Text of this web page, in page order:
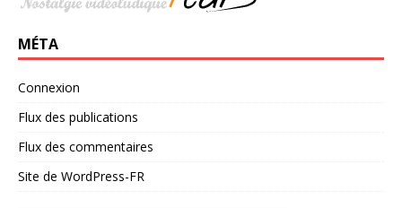
MÉTA
Connexion
Flux des publications
Flux des commentaires
Site de WordPress-FR